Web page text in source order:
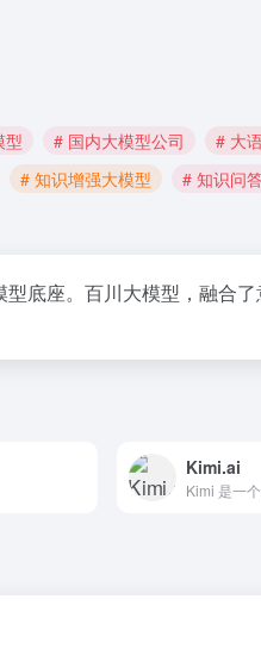
型 # 国内大模型公司
# 大
# 知识增强大模型
# 知识问
底座。百川大模型，融合
Kimi.ai